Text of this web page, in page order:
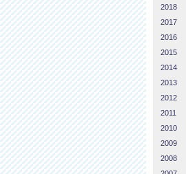
2018
2017
2016
2015
2014
2013
2012
2011
2010
2009
2008